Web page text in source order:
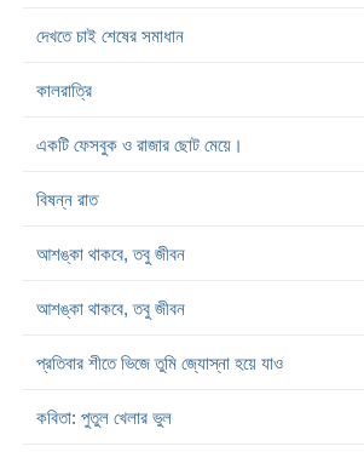
দেখতে চাই শেষের সমাধান
কালরাত্রি
একটি ফেসবুক ও রাজার ছোট মেয়ে।
বিষন্ন রাত
আশঙ্কা থাকবে, তবু জীবন
আশঙ্কা থাকবে, তবু জীবন
প্রতিবার শীতে ভিজে তুমি জ্যোস্না হয়ে যাও
কবিতা: পুতুল খেলার ভুল